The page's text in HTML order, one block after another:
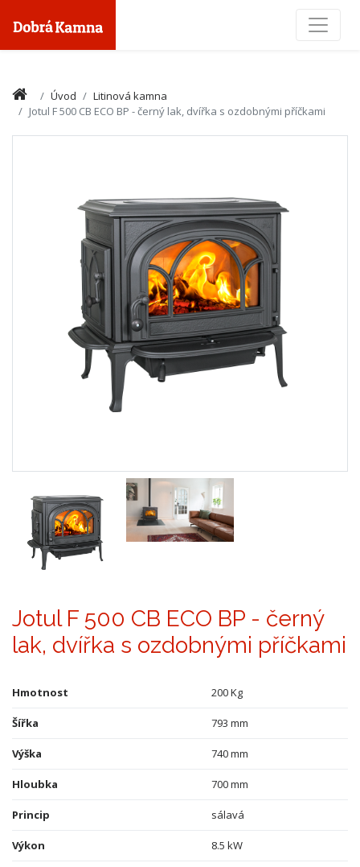
Úvod
Litinová kamna
Jotul F 500 CB ECO BP - černý lak, dvířka s ozdobnými příčkami
Jotul F 500 CB ECO BP - černý
lak, dvířka s ozdobnými příčkami
Hmotnost 200 Kg
Šířka 793 mm
Výška 740 mm
Hloubka 700 mm
Princip sálavá
Výkon 8.5 kW